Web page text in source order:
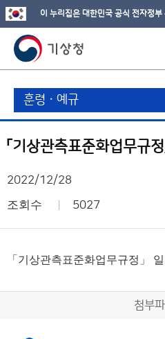
이 누리집은 대한민국 공식 전자정부
훈령ㆍ예규
「기상관측표준화업무규
2022/12/28
조회수 5027
「기상관측표준화업무규정」
첨부